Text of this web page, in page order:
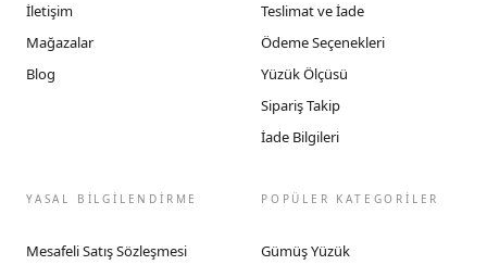
İletişim
Mağazalar
Blog
Teslimat ve İade
Ödeme Seçenekleri
Yüzük Ölçüsü
Sipariş Takip
İade Bilgileri
YASAL BİLGİLENDİRME
Mesafeli Satış Sözleşmesi
POPÜLER KATEGORİLER
Gümüş Yüzük